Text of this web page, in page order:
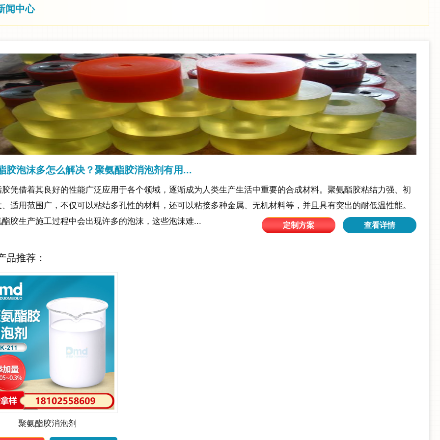
闻中心
胶泡沫多怎么解决？聚氨酯胶消泡剂有用...
凭借着其良好的性能广泛应用于各个领域，逐渐成为人类生产生活中重要的合成材料。聚氨酯胶粘结力强、初
适用范围广，不仅可以粘结多孔性的材料，还可以粘接多种金属、无机材料等，并且具有突出的耐低温性能。
胶生产施工过程中会出现许多的泡沫，这些泡沫难...
定制方案 查看详情
品推荐：
聚氨酯胶消泡剂